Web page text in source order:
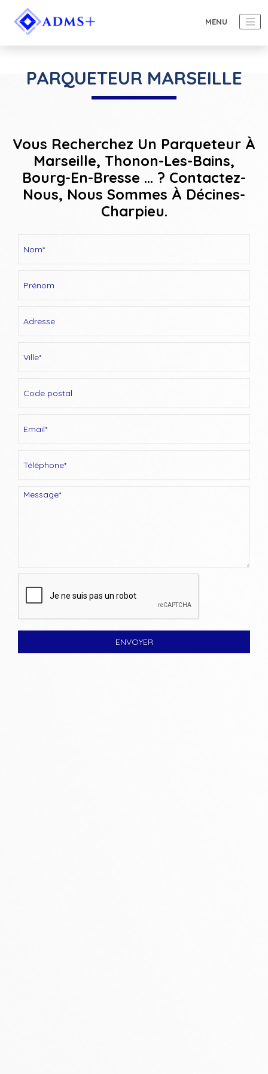
PARQUETEUR MARSEILLE
Vous Recherchez Un Parqueteur À
Marseille, Thonon-Les-Bains,
Bourg-En-Bresse ... ? Contactez-
Nous, Nous Sommes À Décines-
Charpieu.
ENVOYER